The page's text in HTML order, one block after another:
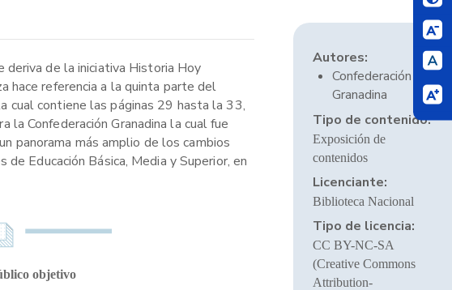
deriva de la iniciativa Historia Hoy
hace referencia a la quinta parte del
cual contiene las páginas 29 hasta la 33,
Confederación Granadina la cual fue
panorama más amplio de los cambios
Educación Básica, Media y Superior, en
objetivo
Autores:
Confederación
Granadina
Tipo de contenido:
Exposición de
contenidos
Licenciante:
Biblioteca Nacional
Tipo de licencia:
CC BY-NC-SA
(Creative Commons
Attribution-